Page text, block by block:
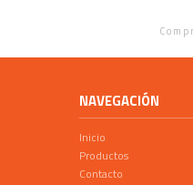
NAVEGACIÓN
Inicio
Productos